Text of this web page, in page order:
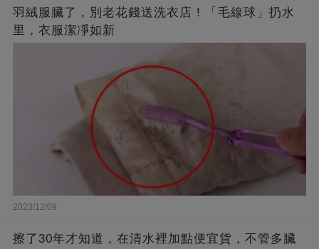
羽絨服臟了，別老花錢送洗衣店！「毛線球」扔水
里，衣服潔凈如新
2023/12/09
擦了30年才知道，在清水裡加點便宜貨，不管多臟